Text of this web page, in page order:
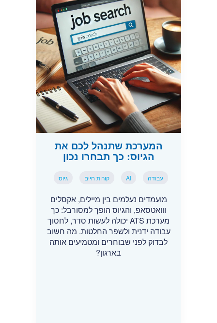
המערכת שתנהל לכם את
הגיוס: כך תבחרו נכון
עבודה AI קורות חיים גיוס
מועמדים נעלמים בין מיילים, אקסלים
ווואטסאפ, והגיוס הופך למסורבל: כך
מערכת ATS יכולה לעשות סדר, לחסוך
עבודה ידנית ולשפר החלטות. מה חשוב
לבדוק לפני שבוחרים ומטמיעים אותה
בארגון?